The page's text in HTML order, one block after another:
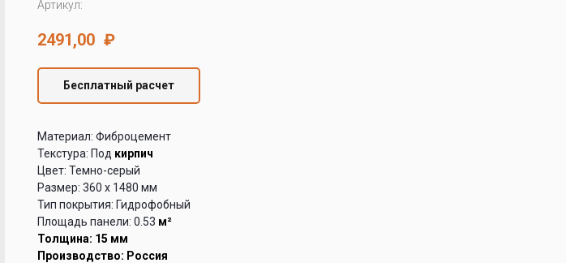
Артикул:
2491,00 ₽
Бесплатный расчет
Материал: Фиброцемент
Текстура: Под кирпич
Цвет: Темно-серый
Размер: 360 х 1480 мм
Тип покрытия: Гидрофобный
Площадь панели: 0.53 м²
Толщина: 15 мм
Производство: Россия